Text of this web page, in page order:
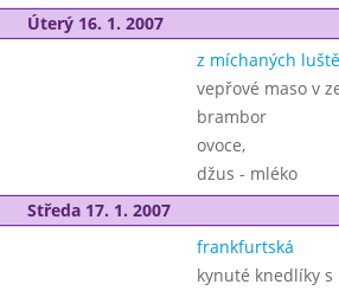
Úterý 16. 1. 2007
z míchaných
vepřové maso v
brambor
ovoce,
džus - mléko
Středa 17. 1. 2007
frankfurtská
kynuté knedlíky